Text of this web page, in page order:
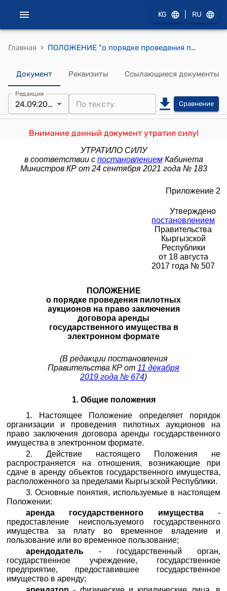
KG RU
Главная › ПОЛОЖЕНИЕ "о порядке проведения пилотных аукционов на право заключения договора аренды государственного имущества в электронном формате" (утверждено постановлением Правительства Кыргызской Республики от 18 августа 2017 года № 507)
Документ Реквизиты Ссылающиеся документы
Редакция
24.09.2021 Сравнение
Внимание данный документ утратил силу!